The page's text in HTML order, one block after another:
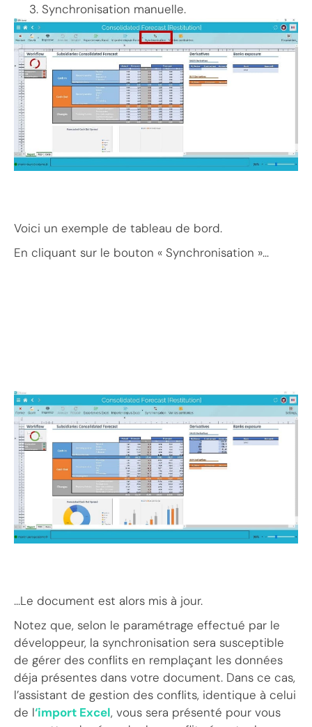
Synchronisation manuelle.
Voici un exemple de tableau de bord.
En cliquant sur le bouton « Synchronisation »…
…Le document est alors mis à jour.
Notez que, selon le paramétrage effectué par le
développeur, la synchronisation sera susceptible
de gérer des conflits en remplaçant les données
déja présentes dans votre document. Dans ce cas,
l’assistant de gestion des conflits, identique à celui
de l‘import Excel, vous sera présenté pour vous